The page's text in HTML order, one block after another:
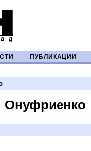
ПУБЛИКАЦИИ
Онуфриенко